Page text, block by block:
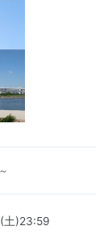
)23:59